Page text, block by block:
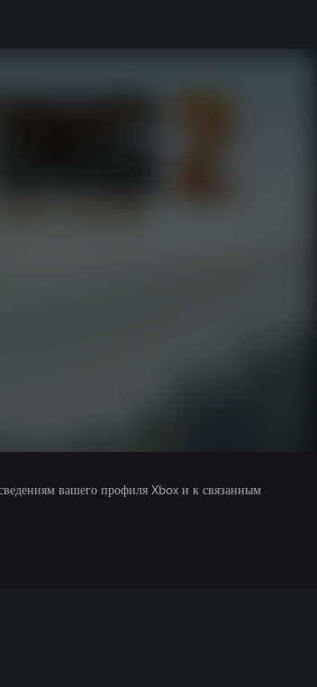
вашего профиля Xbox и к связанным